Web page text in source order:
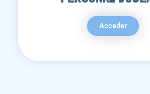
Acceder